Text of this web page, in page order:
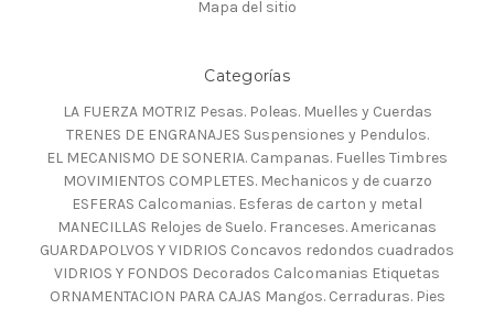
Mapa del sitio
Categorías
LA FUERZA MOTRIZ Pesas. Poleas. Muelles y Cuerdas
TRENES DE ENGRANAJES Suspensiones y Pendulos.
EL MECANISMO DE SONERIA. Campanas. Fuelles Timbres
MOVIMIENTOS COMPLETES. Mechanicos y de cuarzo
ESFERAS Calcomanias. Esferas de carton y metal
MANECILLAS Relojes de Suelo. Franceses. Americanas
GUARDAPOLVOS Y VIDRIOS Concavos redondos cuadrados
VIDRIOS Y FONDOS Decorados Calcomanias Etiquetas
ORNAMENTACION PARA CAJAS Mangos. Cerraduras. Pies